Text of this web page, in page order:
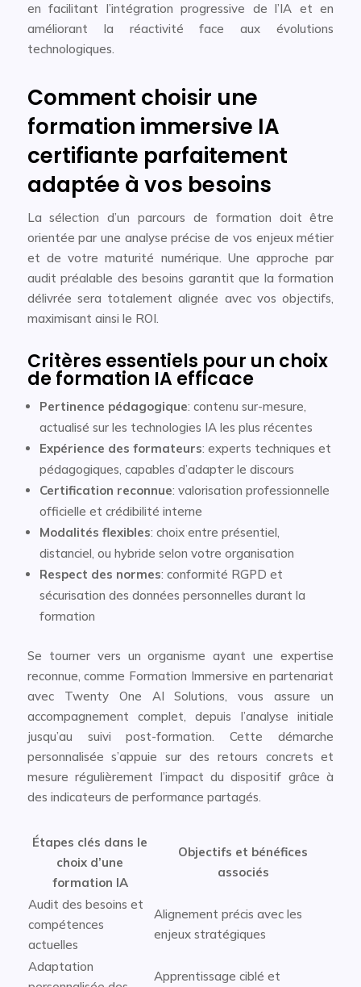
en facilitant l’intégration progressive de l’IA et en
améliorant la réactivité face aux évolutions
technologiques.
Comment choisir une
formation immersive IA
certifiante parfaitement
adaptée à vos besoins
La sélection d’un parcours de formation doit être
orientée par une analyse précise de vos enjeux métier
et de votre maturité numérique. Une approche par
audit préalable des besoins garantit que la formation
délivrée sera totalement alignée avec vos objectifs,
maximisant ainsi le ROI.
Critères essentiels pour un choix
de formation IA efficace
Pertinence pédagogique: contenu sur-mesure,
actualisé sur les technologies IA les plus récentes
Expérience des formateurs: experts techniques et
pédagogiques, capables d’adapter le discours
Certification reconnue: valorisation professionnelle
officielle et crédibilité interne
Modalités flexibles: choix entre présentiel,
distanciel, ou hybride selon votre organisation
Respect des normes: conformité RGPD et
sécurisation des données personnelles durant la
formation
Se tourner vers un organisme ayant une expertise
reconnue, comme Formation Immersive en partenariat
avec Twenty One AI Solutions, vous assure un
accompagnement complet, depuis l’analyse initiale
jusqu’au suivi post-formation. Cette démarche
personnalisée s’appuie sur des retours concrets et
mesure régulièrement l’impact du dispositif grâce à
des indicateurs de performance partagés.
Étapes clés dans le
choix d’une
formation IA
Objectifs et bénéfices
associés
Audit des besoins et
compétences
actuelles
Alignement précis avec les
enjeux stratégiques
Adaptation
Apprentissage ciblé et